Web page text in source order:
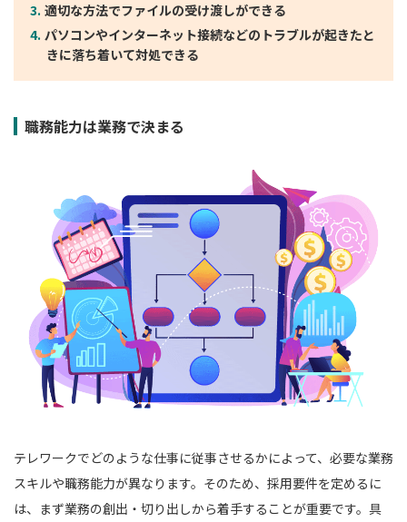
適切な方法でファイルの受け渡しができる
パソコンやインターネット接続などのトラブルが起きたと
きに落ち着いて対処できる
職務能力は業務で決まる
テレワークでどのような仕事に従事させるかによって、必要な業務
スキルや職務能力が異なります。そのため、採用要件を定めるに
は、まず業務の創出・切り出しから着手することが重要です。具